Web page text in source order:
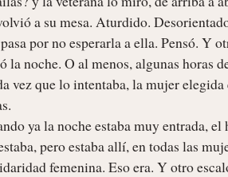
a su mesa. Aturdido.
por no esperarla a ella. Pensó. Y
la noche. O al menos, algunas horas
vez que lo intentaba, la mujer
ya la noche estaba muy entrada,
pero estaba allí, en todas las
femenina. Eso era. Y otro